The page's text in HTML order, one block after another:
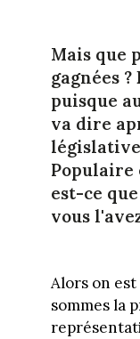
Mais que
gagnées
puisque
va dire
Populaire
est-ce
vous
Alors on
sommes la